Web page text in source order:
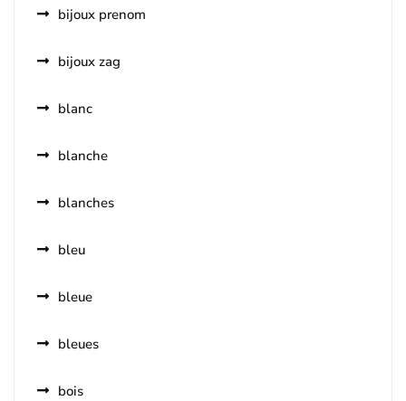
bijoux prenom
bijoux zag
blanc
blanche
blanches
bleu
bleue
bleues
bois